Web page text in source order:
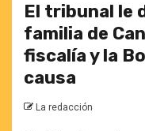
El tribunal le
familia de
fiscalía y la
causa
La redacción